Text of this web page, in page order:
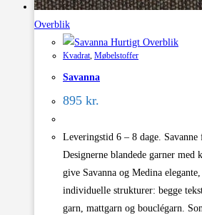
Overblik
Hurtigt Overblik
Kvadrat, Møbelstoffer
Savanna
895 kr.
Leveringstid 6 – 8 dage.
Designerne blandede garner med
give Savanna og Medina
individuelle strukturer: begge
garn, mattgarn og bouclégarn.